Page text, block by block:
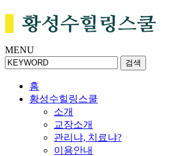
MENU
검색
홈
황성수힐링스쿨
소개
교장소개
관리냐, 치료냐?
이용안내